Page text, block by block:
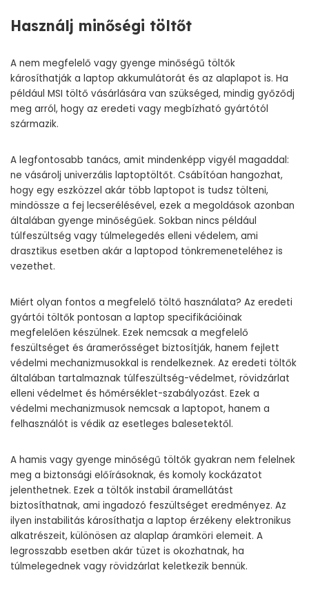
Használj minőségi töltőt
A nem megfelelő vagy gyenge minőségű töltők
károsíthatják a laptop akkumulátorát és az alaplapot is. Ha
például MSI töltő vásárlására van szükséged, mindig győződj
meg arról, hogy az eredeti vagy megbízható gyártótól
származik.
A legfontosabb tanács, amit mindenképp vigyél magaddal:
ne vásárolj univerzális laptoptöltőt. Csábítóan hangozhat,
hogy egy eszközzel akár több laptopot is tudsz tölteni,
mindössze a fej lecserélésével, ezek a megoldások azonban
általában gyenge minőségűek. Sokban nincs például
túlfeszültség vagy túlmelegedés elleni védelem, ami
drasztikus esetben akár a laptopod tönkremeneteléhez is
vezethet.
Miért olyan fontos a megfelelő töltő használata? Az eredeti
gyártói töltők pontosan a laptop specifikációinak
megfelelően készülnek. Ezek nemcsak a megfelelő
feszültséget és áramerősséget biztosítják, hanem fejlett
védelmi mechanizmusokkal is rendelkeznek. Az eredeti töltők
általában tartalmaznak túlfeszültség-védelmet, rövidzárlat
elleni védelmet és hőmérséklet-szabályozást. Ezek a
védelmi mechanizmusok nemcsak a laptopot, hanem a
felhasználót is védik az esetleges balesetektől.
A hamis vagy gyenge minőségű töltők gyakran nem felelnek
meg a biztonsági előírásoknak, és komoly kockázatot
jelenthetnek. Ezek a töltők instabil áramellátást
biztosíthatnak, ami ingadozó feszültséget eredményez. Az
ilyen instabilitás károsíthatja a laptop érzékeny elektronikus
alkatrészeit, különösen az alaplap áramköri elemeit. A
legrosszabb esetben akár tüzet is okozhatnak, ha
túlmelegednek vagy rövidzárlat keletkezik bennük.